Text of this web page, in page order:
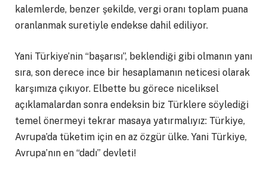
kalemlerde, benzer şekilde, vergi oranı toplam puana
oranlanmak suretiyle endekse dahil ediliyor.
Yani Türkiye’nin “başarısı”, beklendiği gibi olmanın yanı
sıra, son derece ince bir hesaplamanın neticesi olarak
karşımıza çıkıyor. Elbette bu görece niceliksel
açıklamalardan sonra endeksin biz Türklere söylediği
temel önermeyi tekrar masaya yatırmalıyız: Türkiye,
Avrupa’da tüketim için en az özgür ülke. Yani Türkiye,
Avrupa’nın en “dadı” devleti!